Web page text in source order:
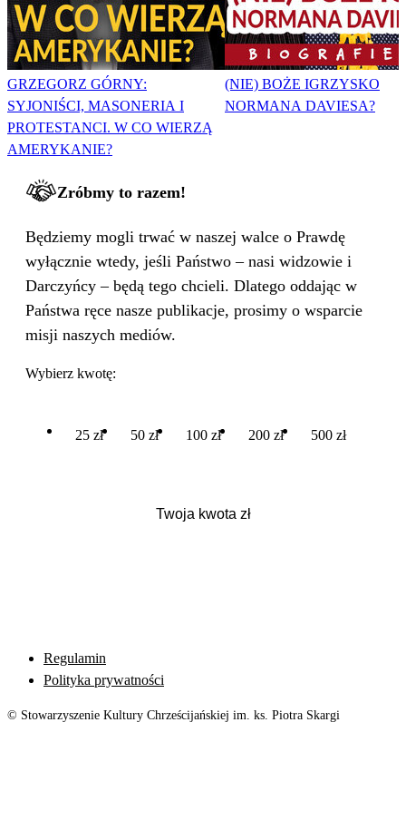
GRZEGORZ GÓRNY:
SYJONIŚCI, MASONERIA I
PROTESTANCI. W CO WIERZĄ
AMERYKANIE?
(NIE) BOŻE IGRZYSKO
NORMANA DAVIESA?
Zróbmy to razem!
Będziemy mogli trwać w naszej walce o Prawdę
wyłącznie wtedy, jeśli Państwo – nasi widzowie i
Darczyńcy – będą tego chcieli. Dlatego oddając w
Państwa ręce nasze publikacje, prosimy o wsparcie
misji naszych mediów.
Wybierz kwotę:
25 zł 50 zł 100 zł 200 zł 500 zł
Regulamin
Polityka prywatności
© Stowarzyszenie Kultury Chrześcijańskiej im. ks. Piotra Skargi